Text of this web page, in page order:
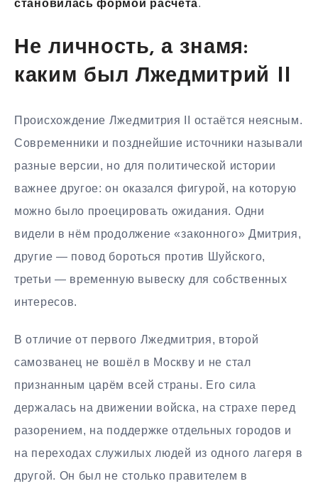
становилась формой расчёта.
Не личность, а знамя:
каким был Лжедмитрий II
Происхождение Лжедмитрия II остаётся неясным.
Современники и позднейшие источники называли
разные версии, но для политической истории
важнее другое: он оказался фигурой, на которую
можно было проецировать ожидания. Одни
видели в нём продолжение «законного» Дмитрия,
другие — повод бороться против Шуйского,
третьи — временную вывеску для собственных
интересов.
В отличие от первого Лжедмитрия, второй
самозванец не вошёл в Москву и не стал
признанным царём всей страны. Его сила
держалась на движении войска, на страхе перед
разорением, на поддержке отдельных городов и
на переходах служилых людей из одного лагеря в
другой. Он был не столько правителем в